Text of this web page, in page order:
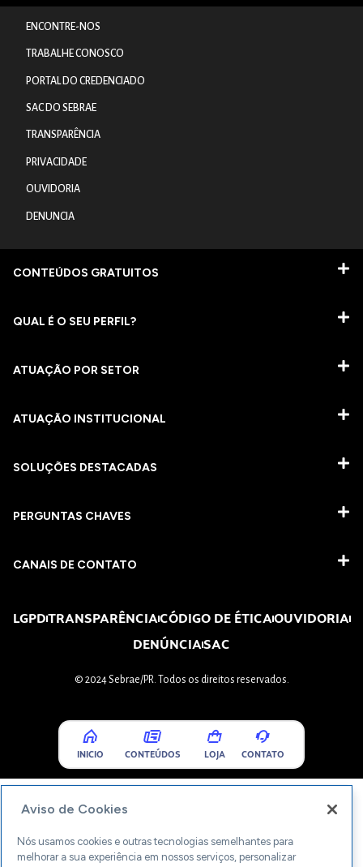
ENCONTRE-NOS
TRABALHE CONOSCO
PORTAL DO CREDENCIADO
SAC DO SEBRAE
TRANSPARÊNCIA
PRIVACIDADE
OUVIDORIA
DENUNCIA
CONTEÚDOS GRATUITOS
QUAL É O SEU PERFIL?
ATUAÇÃO POR SETOR
ATUAÇÃO INSTITUCIONAL
SOLUÇÕES DESTACADAS
PERGUNTAS CHAVES​
CANAIS DE CONTATO
LGPDTRANSPARÊNCIACÓDIGO DE ÉTICAOUVIDORIA
DENÚNCIASAC
© 2024 Sebrae/PR. Todos os direitos reservados.
INICIO CONTEÚDOS LOJA CONTATO
Aviso de Cookies
Nós usamos cookies e outras tecnologias semelhantes para
melhorar a sua experiência em nossos serviços, personalizar